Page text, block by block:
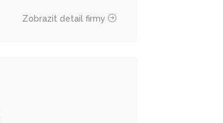
Zobrazit detail firmy